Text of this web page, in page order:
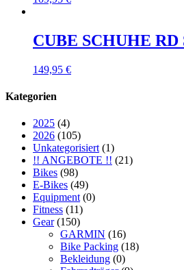
CUBE SCHUHE
149,95 €
Kategorien
2025 (4)
2026 (105)
Unkategorisiert (1)
!! ANGEBOTE !! (21)
Bikes (98)
E-Bikes (49)
Equipment (0)
Fitness (11)
Gear (150)
GARMIN (16)
Bike Packing (18)
Bekleidung (0)